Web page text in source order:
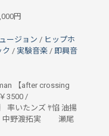
円
ージョン / ヒップホ
ク / 実験音楽 / 即興音
【after crossing
3500 /
率いたンズ ﾔ惂 油揚
中野渡拓実 瀬尾